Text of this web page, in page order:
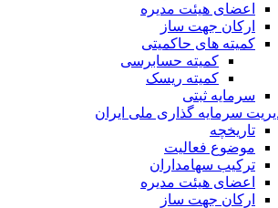
اعضای هیئت مدیره
ارکان جهت ساز
کمیته های حاکمیتی
کمیته حسابرسی
کمیته ریسک
سرمایه ثبتی
سرمایه گذاری ملی ایران
تاریخچه
موضوع فعالیت
ترکیب سهامداران
اعضای هیئت مدیره
ارکان جهت ساز